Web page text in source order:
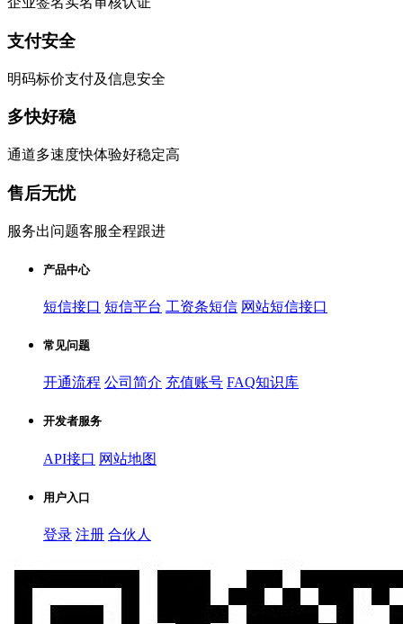
支付安全
明码标价支付及信息安全
多快好稳
通道多速度快体验好稳定高
售后无忧
服务出问题客服全程跟进
产品中心
短信接口 短信平台 工资条短信 网站短信接口
常见问题
开通流程 公司简介 充值账号 FAQ知识库
开发者服务
API接口 网站地图
用户入口
登录 注册 合伙人